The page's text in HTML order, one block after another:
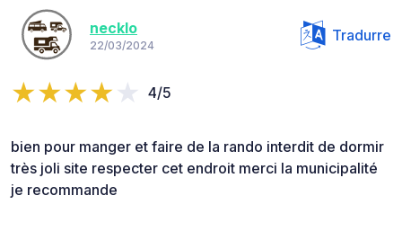
necklo
22/03/2024
Tradurre
4/5
bien pour manger et faire de la rando interdit de dormir
très joli site respecter cet endroit merci la municipalité
je recommande